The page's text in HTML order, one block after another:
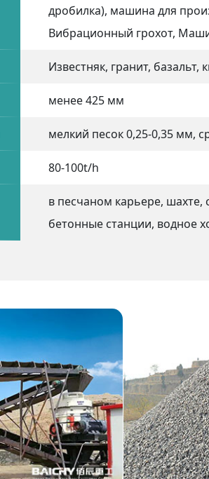
дробилка), машина для
Вибрационный грохот,
Известняк, гранит,
менее 425 мм
мелкий песок 0,25-0,35 мм,
80-100t/h
в песчаном карьере, шахте,
бетонные станции, водное